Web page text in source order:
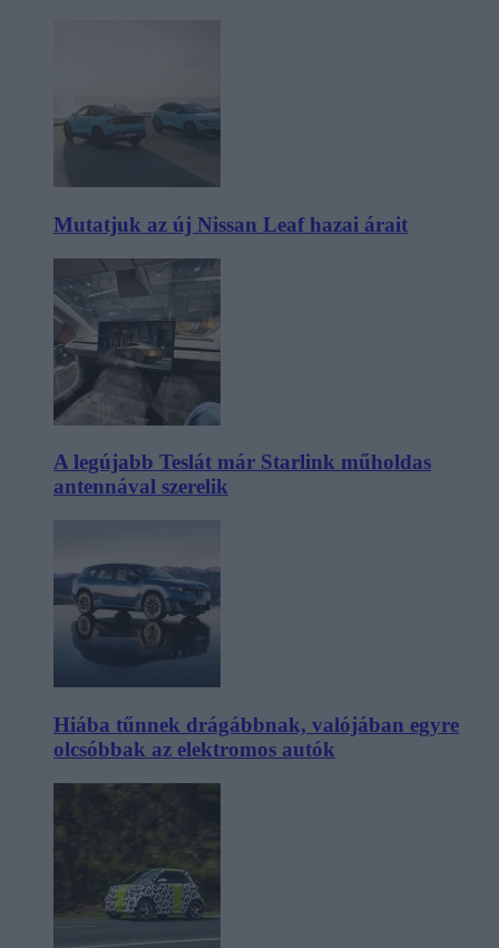
Mutatjuk az új Nissan Leaf hazai árait
A legújabb Teslát már Starlink műholdas
antennával szerelik
Hiába tűnnek drágábbnak, valójában egyre
olcsóbbak az elektromos autók